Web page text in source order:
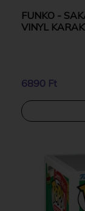
FUNKO -
VINYL
6890 Ft